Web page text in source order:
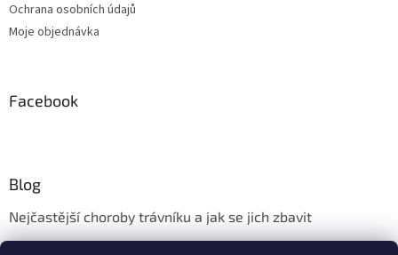
Ochrana osobních údajů
Moje objednávka
Facebook
Blog
Nejčastější choroby trávníku a jak se jich zbavit